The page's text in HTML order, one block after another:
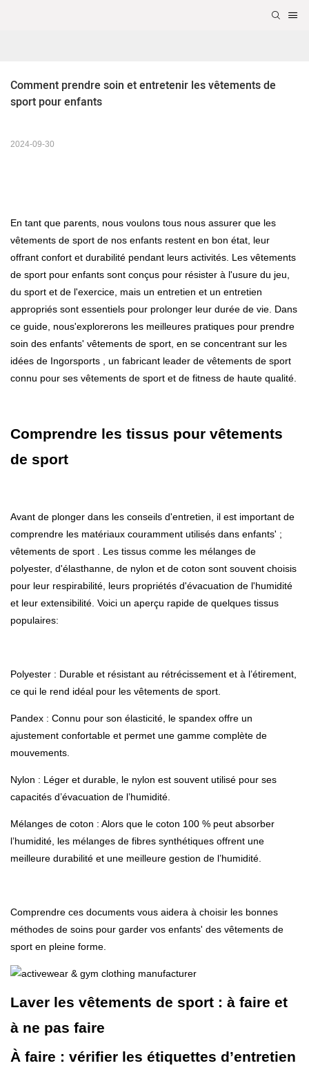
Comment prendre soin et entretenir les vêtements de
sport pour enfants
2024-09-30
En tant que parents, nous voulons tous nous assurer que les
vêtements de sport de nos enfants restent en bon état, leur
offrant confort et durabilité pendant leurs activités. Les vêtements
de sport pour enfants sont conçus pour résister à l'usure du jeu,
du sport et de l'exercice, mais un entretien et un entretien
appropriés sont essentiels pour prolonger leur durée de vie. Dans
ce guide, nous'explorerons les meilleures pratiques pour prendre
soin des enfants' vêtements de sport, en se concentrant sur les
idées de Ingorsports , un fabricant leader de vêtements de sport
connu pour ses vêtements de sport et de fitness de haute qualité.
Comprendre les tissus pour vêtements
de sport
Avant de plonger dans les conseils d'entretien, il est important de
comprendre les matériaux couramment utilisés dans enfants' ;
vêtements de sport . Les tissus comme les mélanges de
polyester, d'élasthanne, de nylon et de coton sont souvent choisis
pour leur respirabilité, leurs propriétés d'évacuation de l'humidité
et leur extensibilité. Voici un aperçu rapide de quelques tissus
populaires:
Polyester : Durable et résistant au rétrécissement et à l’étirement,
ce qui le rend idéal pour les vêtements de sport.
Pandex : Connu pour son élasticité, le spandex offre un
ajustement confortable et permet une gamme complète de
mouvements.
Nylon : Léger et durable, le nylon est souvent utilisé pour ses
capacités d’évacuation de l’humidité.
Mélanges de coton : Alors que le coton 100 % peut absorber
l’humidité, les mélanges de fibres synthétiques offrent une
meilleure durabilité et une meilleure gestion de l’humidité.
Comprendre ces documents vous aidera à choisir les bonnes
méthodes de soins pour garder vos enfants' des vêtements de
sport en pleine forme.
Laver les vêtements de sport : à faire et
à ne pas faire
À faire : vérifier les étiquettes d’entretien